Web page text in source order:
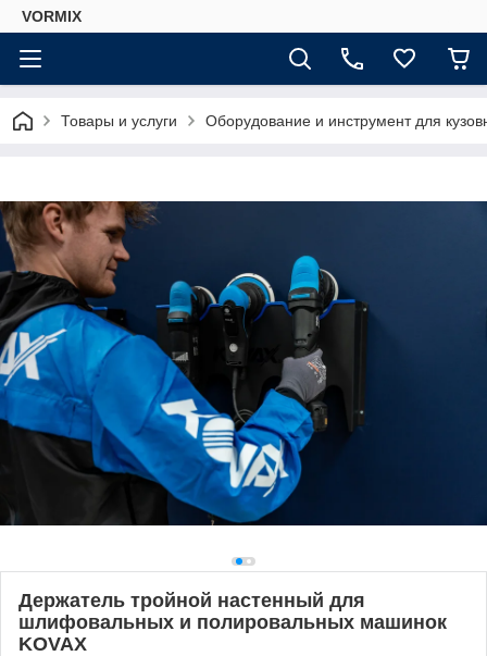
VORMIX
Товары и услуги Оборудование и инструмент для
Держатель тройной настенный для
шлифовальных и полировальных машинок
KOVAX